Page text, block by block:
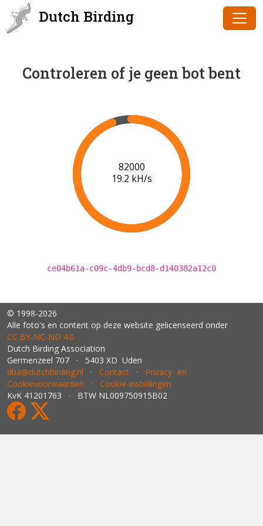
Dutch Birding
Controleren of je geen bot bent
83000
19.2 kH/s
ce04b61a-c09c-4db9-bcd8-d140382a12c0
© 1998-2026
Alle foto's en content op deze website gelicenseerd onder
CC BY‑NC‑ND 4.0
Dutch Birding Association
Germenzeel 707 · 5403 XD Uden
dba@dutchbirding.nl · Contact · Privacy- en
Cookievoorwaarden · Cookie-instellingen
KvK 41201763 · BTW NL009750915B02